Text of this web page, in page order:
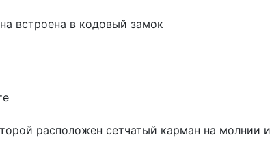
встроена в кодовый замок
расположен сетчатый карман на молнии